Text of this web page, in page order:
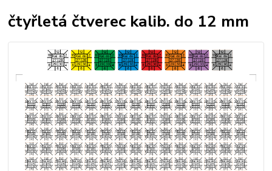
čtyřletá čtverec kalib. do 12 mm